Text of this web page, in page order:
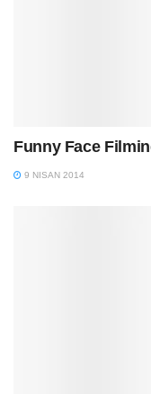
Funny Face
9 NISAN 2014